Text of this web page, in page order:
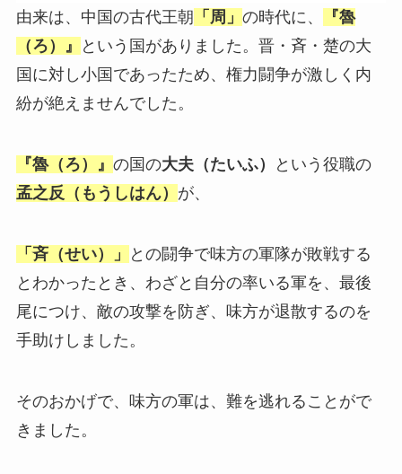
由来は、中国の古代王朝 「周」 の時代に、
『魯
（ろ）』
という国がありました。晋・斉・楚の大
国に対し小国であったため、権力闘争が激しく内
紛が絶えませんでした。
『魯（ろ）』 の国の大夫（たいふ）
という役職の
孟之反（もうしはん） が、
「斉（せい）」
との闘争で味方の軍隊が敗戦する
とわかったとき、わざと自分の率いる軍を、最後
尾につけ、敵の攻撃を防ぎ、味方が退散するのを
手助けしました。
そのおかげで、味方の軍は、難を逃れることがで
きました。